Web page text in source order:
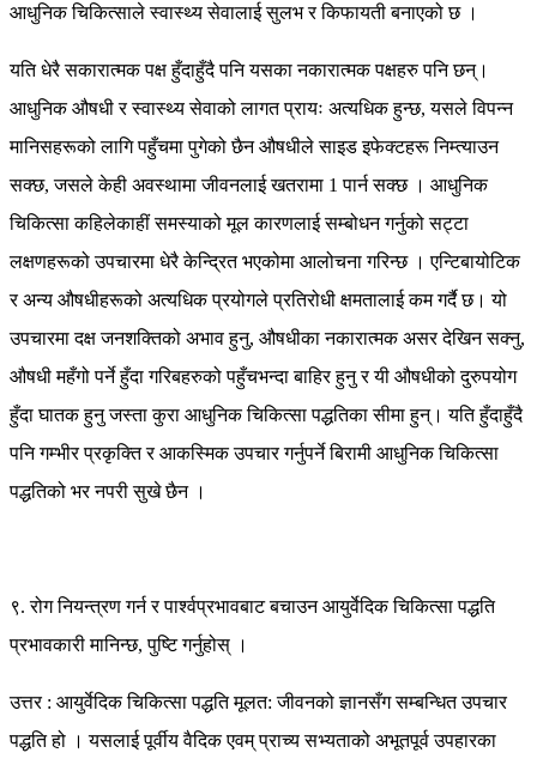
आधुनिक चिकित्साले स्वास्थ्य सेवालाई सुलभ र किफायती बनाएको छ ।
यति धेरै सकारात्मक पक्ष हुँदाहुँदै पनि यसका नकारात्मक पक्षहरु पनि छन्।
आधुनिक औषधी र स्वास्थ्य सेवाको लागत प्रायः अत्यधिक हुन्छ, यसले विपन्न
मानिसहरूको लागि पहुँचमा पुगेको छैन औषधीले साइड इफेक्टहरू निम्त्याउन
सक्छ, जसले केही अवस्थामा जीवनलाई खतरामा 1 पार्न सक्छ । आधुनिक
चिकित्सा कहिलेकाहीं समस्याको मूल कारणलाई सम्बोधन गर्नुको सट्टा
लक्षणहरूको उपचारमा धेरै केन्द्रित भएकोमा आलोचना गरिन्छ । एन्टिबायोटिक
र अन्य औषधीहरूको अत्यधिक प्रयोगले प्रतिरोधी क्षमतालाई कम गर्दै छ। यो
उपचारमा दक्ष जनशक्तिको अभाव हुनु, औषधीका नकारात्मक असर देखिन सक्नु,
औषधी महँगो पर्ने हुँदा गरिबहरुको पहुँचभन्दा बाहिर हुनु र यी औषधीको दुरुपयोग
हुँदा घातक हुनु जस्ता कुरा आधुनिक चिकित्सा पद्धतिका सीमा हुन्। यति हुँदाहुँदै
पनि गम्भीर प्रकृक्ति र आकस्मिक उपचार गर्नुपर्ने बिरामी आधुनिक चिकित्सा
पद्धतिको भर नपरी सुखे छैन ।
९. रोग नियन्त्रण गर्न र पार्श्वप्रभावबाट बचाउन आयुर्वेदिक चिकित्सा पद्धति
प्रभावकारी मानिन्छ, पुष्टि गर्नुहोस् ।
उत्तर : आयुर्वेदिक चिकित्सा पद्धति मूलत: जीवनको ज्ञानसँग सम्बन्धित उपचार
पद्धति हो । यसलाई पूर्वीय वैदिक एवम् प्राच्य सभ्यताको अभूतपूर्व उपहारका